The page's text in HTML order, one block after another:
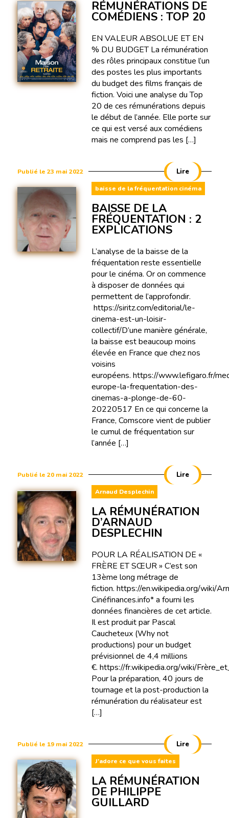
RÉMUNÉRATIONS DE
COMÉDIENS : TOP 20
EN VALEUR ABSOLUE ET EN
% DU BUDGET La rémunération
des rôles principaux constitue l’un
des postes les plus importants
du budget des films français de
fiction. Voici une analyse du Top
20 de ces rémunérations depuis
le début de l’année. Elle porte sur
ce qui est versé aux comédiens
mais ne comprend pas les […]
Publié le 23 mai 2022
baisse de la fréquentation cinéma
Lire
BAISSE DE LA
FRÉQUENTATION : 2
EXPLICATIONS
L’analyse de la baisse de la
fréquentation reste essentielle
pour le cinéma. Or on commence
à disposer de données qui
permettent de l’approfondir.
https://siritz.com/editorial/le-
cinema-est-un-loisir-
collectif/D’une manière générale,
la baisse est beaucoup moins
élevée en France que chez nos
voisins
européens. https://www.lefigaro.fr/
europe-la-frequentation-des-
cinemas-a-plonge-de-60-
20220517 En ce qui concerne la
France, Comscore vient de publier
le cumul de fréquentation sur
l’année […]
Publié le 20 mai 2022
Arnaud Desplechin
Lire
LA RÉMUNÉRATION
D’ARNAUD
DESPLECHIN
POUR LA RÉALISATION DE «
FRÈRE ET SŒUR » C’est son
13ème long métrage de
fiction. https://en.wikipedia.org/wiki/
Cinéfinances.info* a fourni les
données financières de cet article.
Il est produit par Pascal
Caucheteux (Why not
productions) pour un budget
prévisionnel de 4,4 millions
€. https://fr.wikipedia.org/wiki/
Pour la préparation, 40 jours de
tournage et la post-production la
rémunération du réalisateur est
[…]
Publié le 19 mai 2022
J'adore ce que vous faites
Lire
LA RÉMUNÉRATION
DE PHILIPPE
GUILLARD